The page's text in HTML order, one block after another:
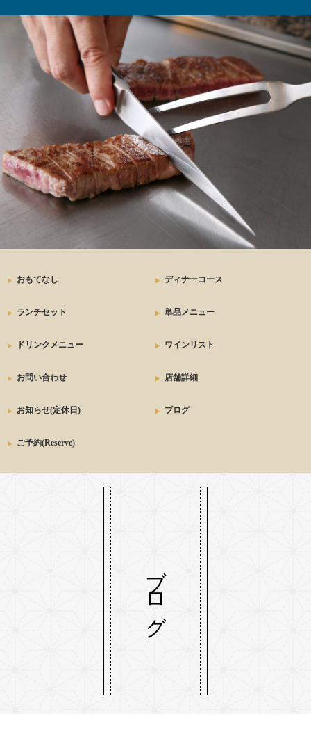
最高級の
神戸牛
ステーキ
おもてなし ディナーコース
ランチセット 単品メニュー
ドリンクメニュー ワインリスト
お問い合わせ 店舗詳細
お知らせ(定休日) ブログ
ご予約(Reserve)
ブログ